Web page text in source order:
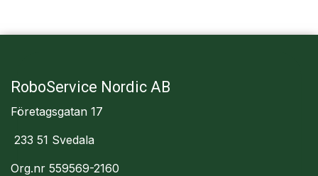
RoboService Nordic AB
Företagsgatan 17
233 51 Svedala
Org.nr 559569-2160